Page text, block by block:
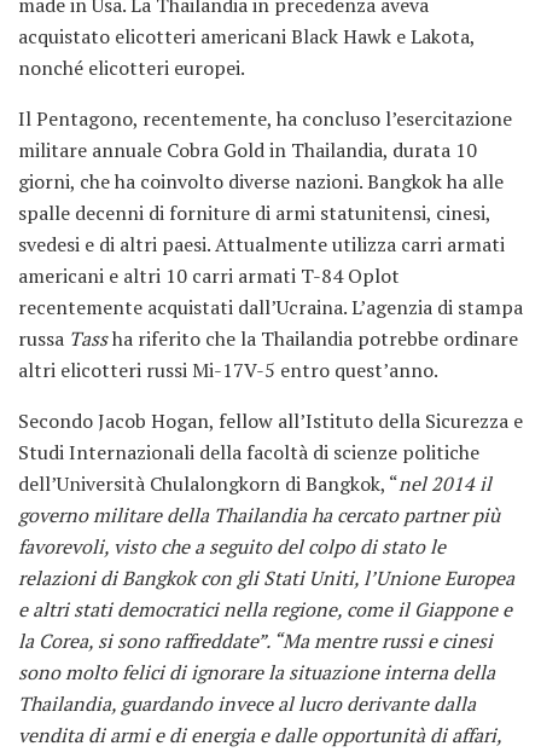
acquistato elicotteri americani Black Hawk e Lakota,
nonché elicotteri europei.
Il Pentagono, recentemente, ha concluso l’esercitazione
militare annuale Cobra Gold in Thailandia, durata 10
giorni, che ha coinvolto diverse nazioni. Bangkok ha alle
spalle decenni di forniture di armi statunitensi, cinesi,
svedesi e di altri paesi. Attualmente utilizza carri armati
americani e altri 10 carri armati T-84 Oplot
recentemente acquistati dall’Ucraina.L’agenzia di stampa
russa Tassha riferito che la Thailandia potrebbe ordinare
altri elicotteri russi Mi-17V-5 entro quest’anno.
Secondo Jacob Hogan, fellow all’Istituto della Sicurezza e
Studi Internazionali della facoltà di scienze politiche
dell’Università Chulalongkorn di Bangkok, “nel 2014il
governo militare della Thailandia ha cercato partner più
favorevoli, visto che a seguito del colpo di stato le
relazioni di Bangkok con gli Stati Uniti, l’Unione Europea
e altri stati democratici nella regione, come il Giappone e
la Corea, si sono raffreddate”. “Ma mentre russi e cinesi
sono molto felici di ignorare la situazione interna della
Thailandia, guardando invece al lucro derivante dalla
vendita di armi e di energia e dalle opportunità di affari,